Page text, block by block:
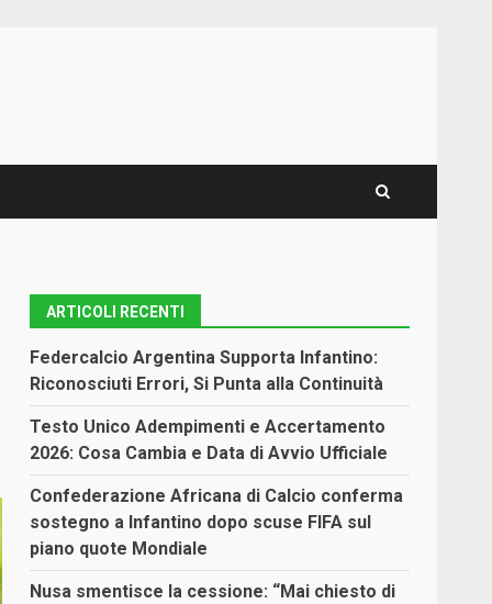
ARTICOLI RECENTI
Federcalcio Argentina Supporta Infantino:
Riconosciuti Errori, Si Punta alla Continuità
Testo Unico Adempimenti e Accertamento
2026: Cosa Cambia e Data di Avvio Ufficiale
Confederazione Africana di Calcio conferma
sostegno a Infantino dopo scuse FIFA sul
piano quote Mondiale
Nusa smentisce la cessione: “Mai chiesto di